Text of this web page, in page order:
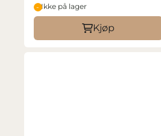
Ikke på lager
Kjøp